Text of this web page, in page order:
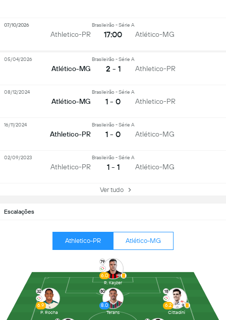
Escalações
Athletico-PR Atlético-MG
32
6.9
P. Rocha
80
8.0
Terans
18
6.2
Cittadini
79
6.0
R. Kayzer
Athletico-PR
Brasileirão - Série A
17:00 Atlético-MG
07/10/2026
Atlético-MG
Brasileirão - Série A
2 - 1 Athletico-PR
05/04/2026
Atlético-MG
Brasileirão - Série A
1 - 0 Athletico-PR
08/12/2024
Athletico-PR
Brasileirão - Série A
1 - 0 Atlético-MG
16/11/2024
Athletico-PR
Brasileirão - Série A
1 - 1 Atlético-MG
02/09/2023
Ver tudo